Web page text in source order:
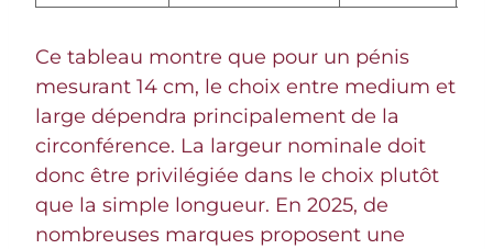
Ce tableau montre que pour un pénis
mesurant 14 cm, le choix entre medium et
large dépendra principalement de la
circonférence. La largeur nominale doit
donc être privilégiée dans le choix plutôt
que la simple longueur. En 2025, de
nombreuses marques proposent une